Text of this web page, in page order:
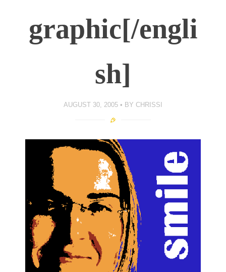
graphic[/engli
sh]
AUGUST 30, 2005 BY CHRISSI